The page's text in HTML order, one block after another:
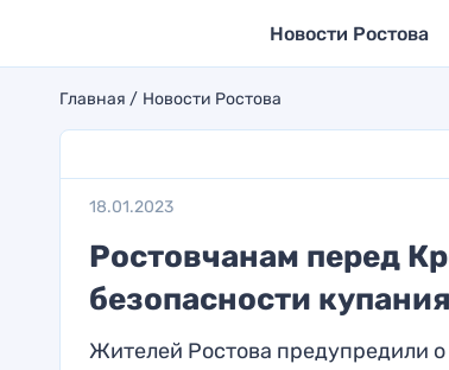
Новости Ростова
Главная Новости Ростова
18.01.2023
Ростовчанам перед
безопасности
Жителей Ростова предупредили